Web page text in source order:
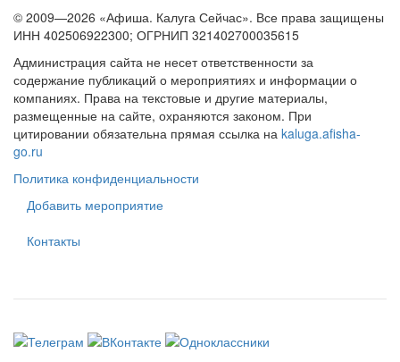
© 2009—2026 «Афиша. Калуга Сейчас». Все права защищены
ИНН 402506922300; ОГРНИП 321402700035615
Администрация сайта не несет ответственности за
содержание публикаций о мероприятиях и информации о
компаниях. Права на текстовые и другие материалы,
размещенные на сайте, охраняются законом. При
цитировании обязательна прямая ссылка на kaluga.afisha-
go.ru
Политика конфиденциальности
Добавить мероприятие
Контакты